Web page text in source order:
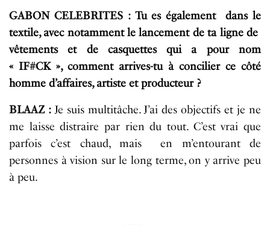
GABON CELEBRITES : Tu es également dans le
textile, avec notamment le lancement de ta ligne de
vêtements et de casquettes qui a pour nom
« IF#CK », comment arrives-tu à concilier ce côté
homme d’affaires, artiste et producteur ?
BLAAZ : Je suis multitâche. J’ai des objectifs et je ne
me laisse distraire par rien du tout. C’est vrai que
parfois c’est chaud, mais en m’entourant de
personnes à vision sur le long terme, on y arrive peu
à peu.